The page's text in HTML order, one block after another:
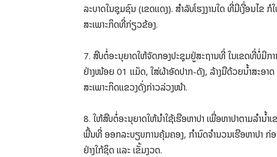
ລະບາດໃນຊຸມຊົນ (ເຂດແດງ). ສໍາລັບໂຮງງານໃດ ທີ່ມີເງື່ອນໄ
ສະເພາະກິດທີ່ກ່ຽວຂ້ອງ.
7. ສືບຕໍ່ອະນຸຍາດໃຫ້ຈັດກອງປະຊຸມຢູ່ສະຖານທີ່ ໃນເຂດທີ່ບໍ່ມີກ
ຢ່າງໜ້ອຍ 01 ແມັດ, ໃສ່ຜ້າອັດປາກ-ດັງ, ລ້າງມືດ້ວຍນໍ້າສະອາ
ສະເພາະກິດແຂວງດັ່ງກ່າວລ່ວງໜ້າ.
8. ໃຫ້ສືບຕໍ່ອະນຸຍາດໃຫ້ນຳໃຊ້ເຮືອຫາປາ ເພື່ອຫາປາຕາມລຳນໍ້
ພື້ນທີ່ ອອກລະບຽບການຄຸ້ມຄອງ, ກໍານົດຈຳນວນເຮືອຫາປາ
ຢ່າງໃກ້ຊິດ ແລະ ເຂັ້ມງວດ.